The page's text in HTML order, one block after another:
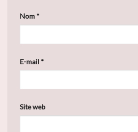
Nom*
E-mail *
Site web